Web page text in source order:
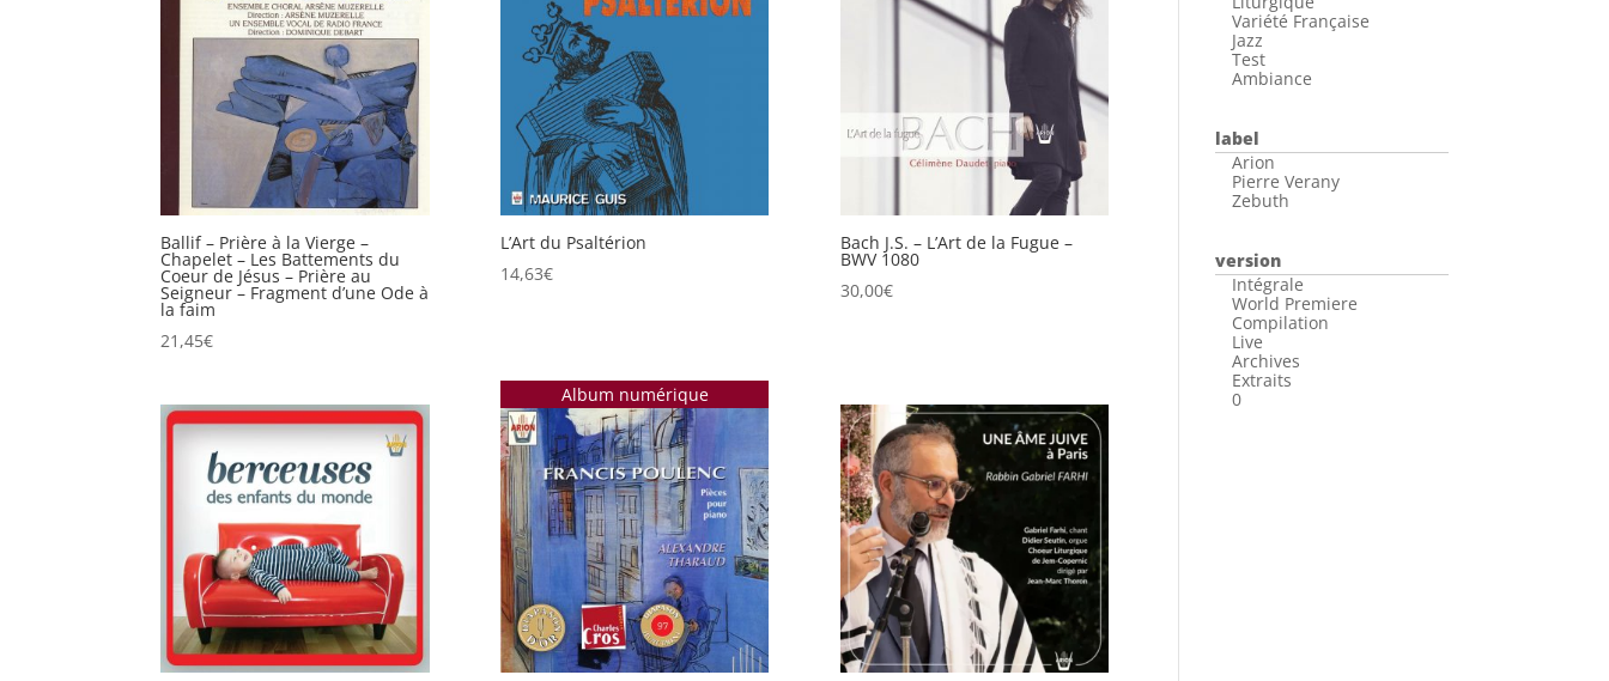
Ballif – Prière à la Vierge –
Chapelet – Les Battements du
Coeur de Jésus – Prière au
Seigneur – Fragment d’une Ode à
la faim
21,45€
L’Art du Psaltérion
14,63€
Bach J.S. – L’Art de la Fugue –
BWV 1080
30,00€
Album numérique
Variété Française
Jazz
Test
Ambiance
label
Arion
Pierre Verany
Zebuth
version
Intégrale
World Premiere
Compilation
Live
Archives
Extraits
0